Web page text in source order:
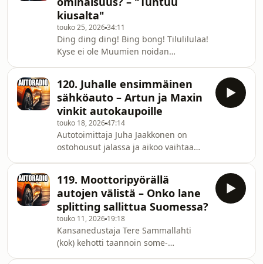
työskentelee Renaultin
viestintäpäällikkönä. Hän on nähnyt
autoalan murroksen tähän päivään ja
osaa antaa valistuneita ennustuksia
siitä, mihin ollaan menossa.
Autotoimittaja Arttu Toivonen selvittää
muu
kiusalta"
touko 25, 202634:11
Ding ding ding! Bing bong! Tilulilulaa!
Kyse ei ole Muumien noidan
vaihtelee pehmeästä helinästä
kimeään kilinään. Ärsyttävyydessä on
"yllättävän paljon eroja".
Autotoimittaja Max Lange on saanut
viime aikojen koeajoissa rautaisen
annoksen eri autojen hälytysääniä ja
tämän(kin) asian voi tehdä hyvin,
huonosti tai hyvin huonosti. M
120. Juhalle ensimmäinen
sähköauto – Artun ja Maxin
vinkit autokaupoille
touko 18, 202647:14
Autotoimittaja Juha Jaakkonen on
ostohousut jalassa ja aikoo vaihtaa
akun koosta, toimintamatkoista,
pikalatauksista ja akun
esilämmityksistä, mutta mikä on
oikeasti olennaista tietoa autoa
valittaessa? Kollegat Max Lange ja
Arttu Toivonen jeesaavat Juhaa
eteenpäin autoprojektin
119. Moottoripyörällä
autojen välistä – Onko lane
splitting sallittua Suomessa?
touko 11, 2026 19:18
Kansanedustaja Tere Sammallahti
(kok) kehotti taannoin some-